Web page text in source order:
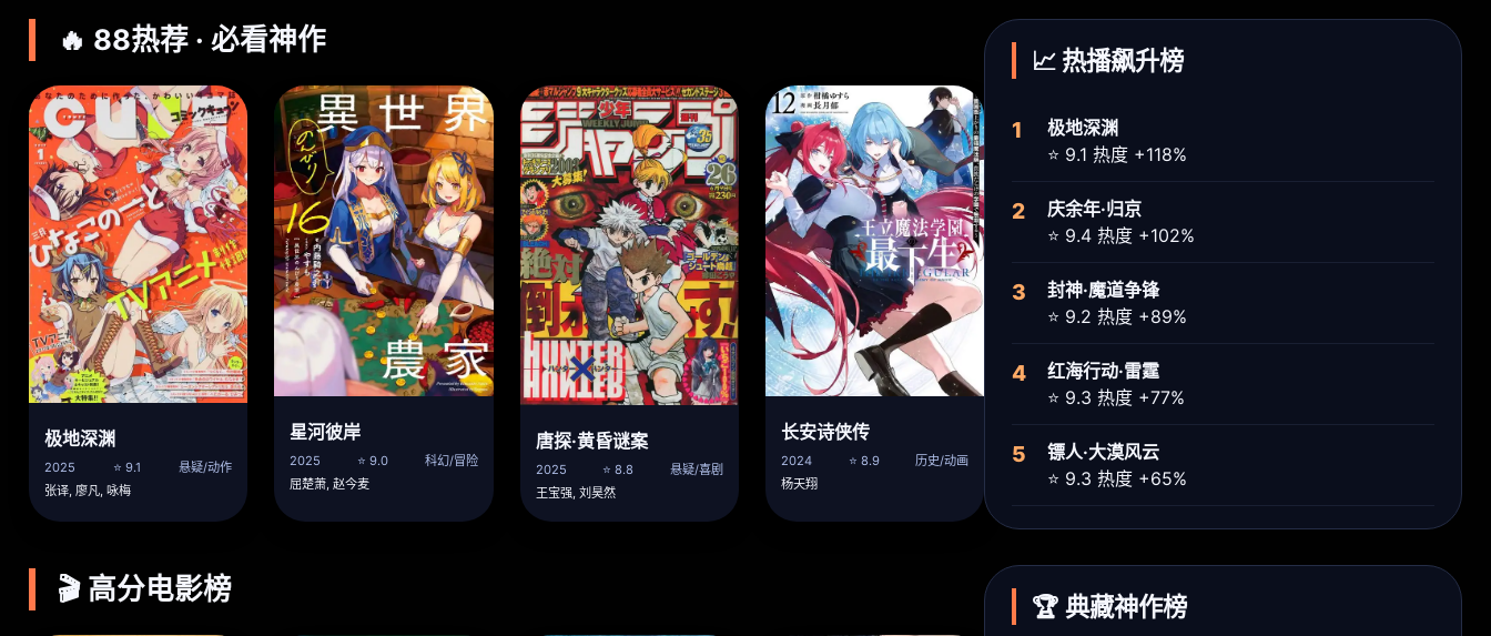
🔥 88热荐 · 必看神作
极地深渊
2025 ⭐ 9.1
悬疑/动作
张译, 廖凡, 咏梅
星河彼岸
2025 ⭐ 9.0
科幻/冒险
屈楚萧, 赵今麦
唐探·黄昏谜案
2025 ⭐ 8.8
悬疑/喜剧
王宝强, 刘昊然
长安诗侠传
2024 ⭐ 8.9
历史/动画
杨天翔
🎬 高分电影榜
📈 热播飙升榜
1
极地深渊
⭐ 9.1 热度 +118%
2
庆余年·归京
⭐ 9.4 热度 +102%
3
封神·魔道争锋
⭐ 9.2 热度 +89%
4
红海行动·雷霆
⭐ 9.3 热度 +77%
5
镖人·大漠风云
⭐ 9.3 热度 +65%
🏆 典藏神作榜